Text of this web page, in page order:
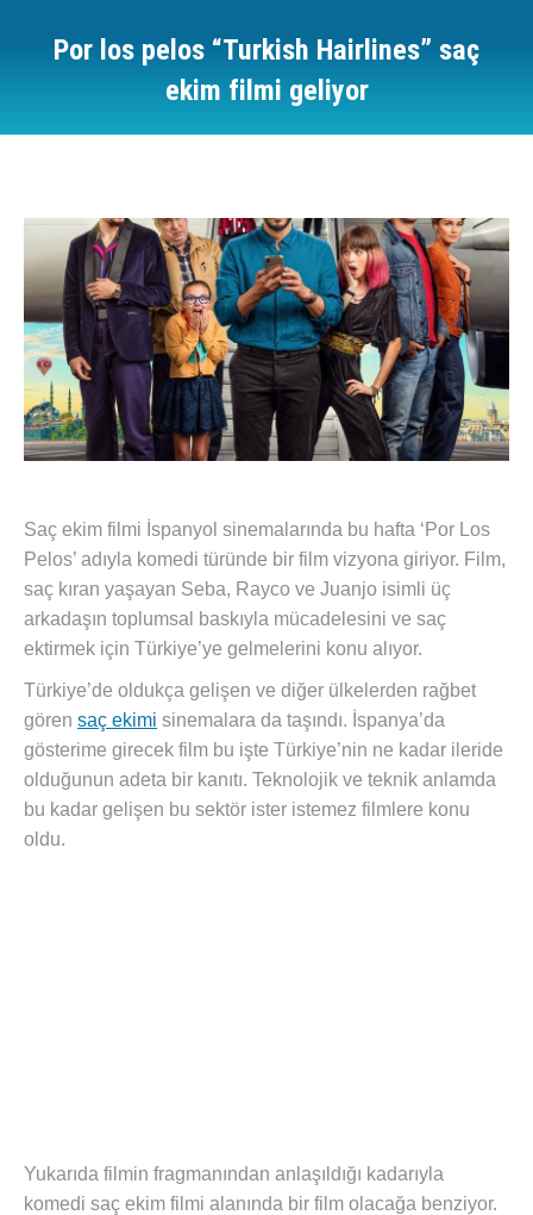
Por los pelos “Turkish Hairlines” saç
ekim filmi geliyor
Saç ekim filmi İspanyol sinemalarında bu hafta ‘Por Los
Pelos’ adıyla komedi türünde bir film vizyona giriyor. Film,
saç kıran yaşayan Seba, Rayco ve Juanjo isimli üç
arkadaşın toplumsal baskıyla mücadelesini ve saç
ektirmek için Türkiye’ye gelmelerini konu alıyor.
Türkiye’de oldukça gelişen ve diğer ülkelerden rağbet
gören saç ekimi sinemalara da taşındı. İspanya’da
gösterime girecek film bu işte Türkiye’nin ne kadar ileride
olduğunun adeta bir kanıtı. Teknolojik ve teknik anlamda
bu kadar gelişen bu sektör ister istemez filmlere konu
oldu.
Yukarıda filmin fragmanından anlaşıldığı kadarıyla
komedi saç ekim filmi alanında bir film olacağa benziyor.